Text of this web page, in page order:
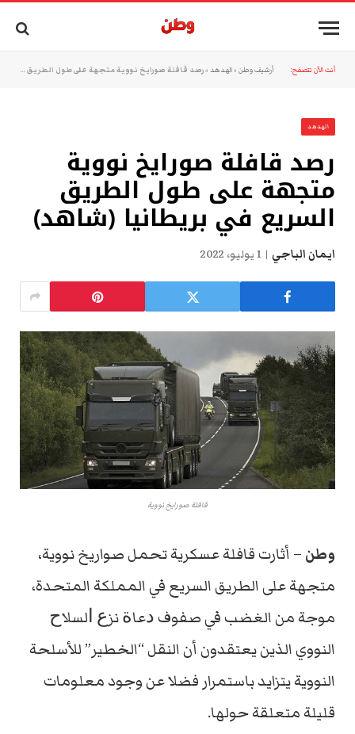
أنت الآن تتصفح: أرشيف وطن »الهدهد »رصد قافلة صورايخ نووية متجهة على طول الطريق السريع في بريطانيا (شاهد)
الهدهد
رصد قافلة صورايخ نووية
متجهة على طول الطريق
السريع في بريطانيا (شاهد)
ايمان الباجي 1 يوليو، 2022
قافلة صورايخ نووية
وطن – أثارت قافلة عسكرية تحمل صواريخ نووية،
متجهةعلى الطريق السريع في المملكة المتحدة،
موجة من الغضب في صفوفﺩﻋﺎﺓ ﻧﺰﻉ ﺍﻟﺴﻼﺡ
النوويالذين يعتقدون أن النقل “الخطير” للأسلحة
النووية يتزايد باستمرار فضلا عن وجود معلومات
قليلة متعلقة حولها.